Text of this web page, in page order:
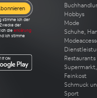
stimme ich der
der
die erklärung
ich stimme
Hobbys
Mode
Schuhe,
Feinkost
Schmuck
Sport